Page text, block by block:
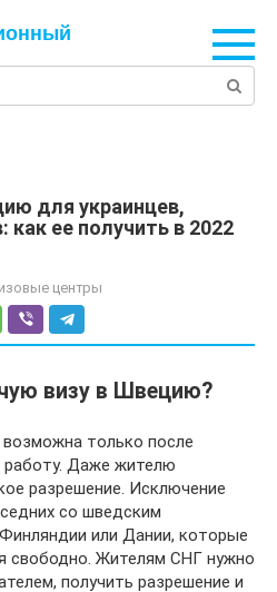
для украинцев,
как ее получить в 2022
центры
визу в Швецию?
только после
работу. Даже жителю
разрешение. Исключение
со шведским
или Дании, которые
свободно. Жителям СНГ нужно
получить разрешение и